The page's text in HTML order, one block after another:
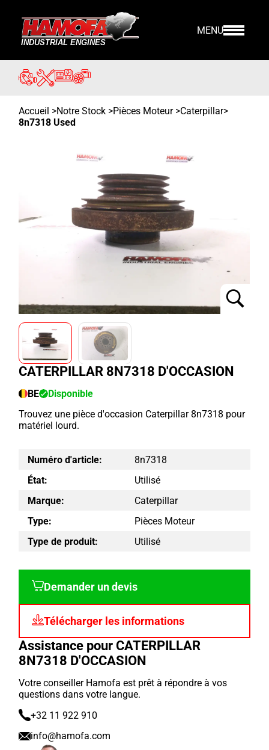
MENU
Accueil >Notre Stock >Pièces Moteur >Caterpillar>
8n7318 Used
CATERPILLAR 8N7318 D'OCCASION
BE
Disponible
Trouvez une pièce d'occasion Caterpillar 8n7318 pour
matériel lourd.
Numéro d'article:
8n7318
État:
Utilisé
Marque:
Caterpillar
Type:
Pièces Moteur
Type de produit:
Utilisé
Demander un devis
Télécharger les informations
Assistance pour CATERPILLAR
8N7318 D'OCCASION
Votre conseiller Hamofa est prêt à répondre à vos
questions dans votre langue.
+32 11 922 910
info@hamofa.com